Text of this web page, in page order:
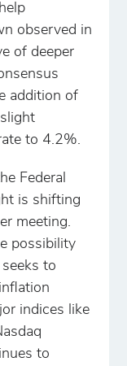
observed in
of deeper
addition of
to 4.2%.
Federal
is shifting
meeting.
possibility
to
indices like
to